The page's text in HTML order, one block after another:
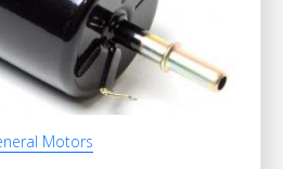
Motors